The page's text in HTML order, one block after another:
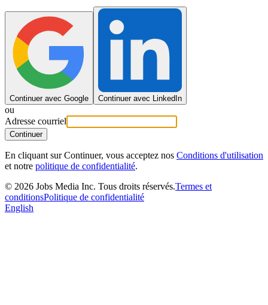
Continuer avec Google Continuer avec LinkedIn
ou
Adresse courriel
Continuer
En cliquant sur Continuer, vous acceptez nos Conditions d'utilisation
et notre politique de confidentialité.
© 2026 Jobs Media Inc. Tous droits réservés.Termes et
conditionsPolitique de confidentialité
English